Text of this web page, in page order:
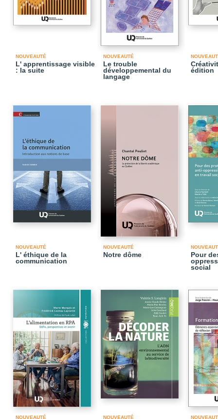
NOUVEAUTÉ
L' apprentissage visible
: la suite
NOUVEAUTÉ
Le trouble
développemental du
langage
édition
NOUVEAUTÉ
L' éthique de la
communication
NOUVEAUTÉ
Notre dôme
Pour
social
NOUVEAUTÉ NOUVEAUTÉ